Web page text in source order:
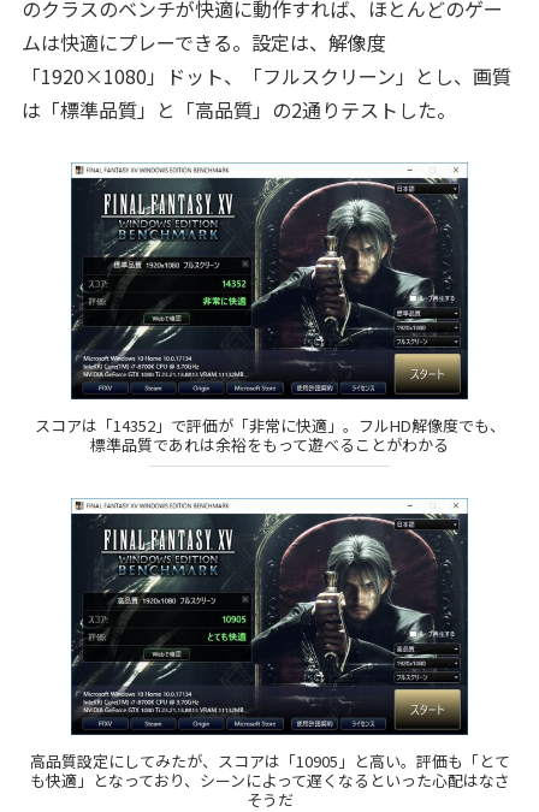
のクラスのベンチが快適に動作すれば、ほとんどのゲー
ムは快適にプレーできる。設定は、解像度
「1920×1080」ドット、「フルスクリーン」とし、画質
は「標準品質」と「高品質」の2通りテストした。
スコアは「14352」で評価が「非常に快適」。フルHD解像度でも、
標準品質であれは余裕をもって遊べることがわかる
高品質設定にしてみたが、スコアは「10905」と高い。評価も「とて
も快適」となっており、シーンによって遅くなるといった心配はなさ
そうだ